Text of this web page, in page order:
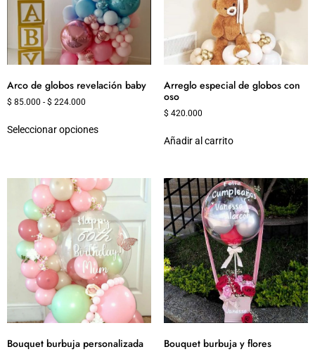
Arco de globos revelación baby
$ 85.000 - $ 224.000
Seleccionar opciones
Arreglo especial de globos con
oso
$ 420.000
Añadir al carrito
Bouquet burbuja personalizada Bouquet burbuja y flores